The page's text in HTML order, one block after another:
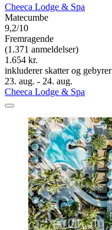
Cheeca Lodge & Spa
Matecumbe
9,2/10
Fremragende
(1.371 anmeldelser)
1.654 kr.
inkluderer skatter og gebyrer
23. aug. - 24. aug.
Cheeca Lodge & Spa